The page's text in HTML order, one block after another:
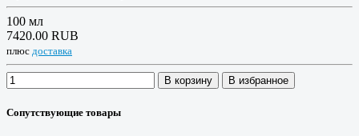
100 мл
7420.00 RUB
плюс доставка
В корзину В избранное
Сопутствующие товары